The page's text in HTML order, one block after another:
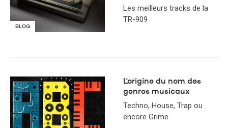
BLOG
Les meilleurs tracks de la
TR-909
L'origine du nom des
genres musicaux
Techno, House, Trap ou
encore Grime